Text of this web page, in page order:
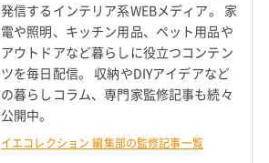
発信するインテリア系WEBメディア。 家
電や照明、キッチン用品、ペット用品や
アウトドアなど暮らしに役立つコンテン
ツを毎日配信。 収納やDIYアイデアなど
の暮らしコラム、専門家監修記事も続々
公開中。
イエコレクション 編集部の監修記事一覧